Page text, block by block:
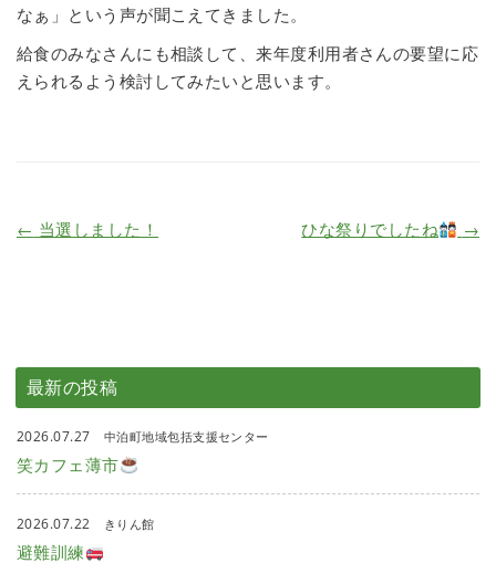
なぁ」という声が聞こえてきました。
給食のみなさんにも相談して、来年度利用者さんの要望に応
えられるよう検討してみたいと思います。
← 当選しました！ ひな祭りでしたね →
最新の投稿
2026.07.27 中泊町地域包括支援センター
笑カフェ薄市
2026.07.22 きりん館
避難訓練